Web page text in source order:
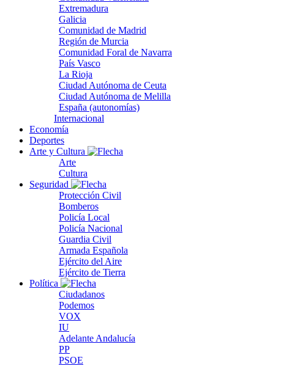
Extremadura
Galicia
Comunidad de Madrid
Región de Murcia
Comunidad Foral de Navarra
País Vasco
La Rioja
Ciudad Autónoma de Ceuta
Ciudad Autónoma de Melilla
España (autonomías)
Internacional
Economía
Deportes
Arte y Cultura
Arte
Cultura
Seguridad
Protección Civil
Bomberos
Policía Local
Policía Nacional
Guardia Civil
Armada Española
Ejército del Aire
Ejército de Tierra
Política
Ciudadanos
Podemos
VOX
IU
Adelante Andalucía
PP
PSOE